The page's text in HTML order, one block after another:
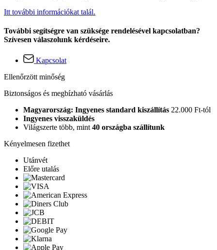
Itt további információkat talál.
További segítségre van szüksége rendelésével kapcsolatban?
Szívesen válaszolunk kérdéseire.
Kapcsolat
Ellenőrzött minőség
Biztonságos és megbízható vásárlás
Magyarország: Ingyenes standard kiszállítás 22.000 Ft-tól
Ingyenes visszaküldés
Világszerte több, mint40 országba szállítunk
Kényelmesen fizethet
Utánvét
Előre utalás